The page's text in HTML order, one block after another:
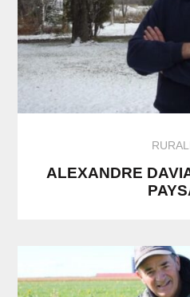
ALEXANDRE